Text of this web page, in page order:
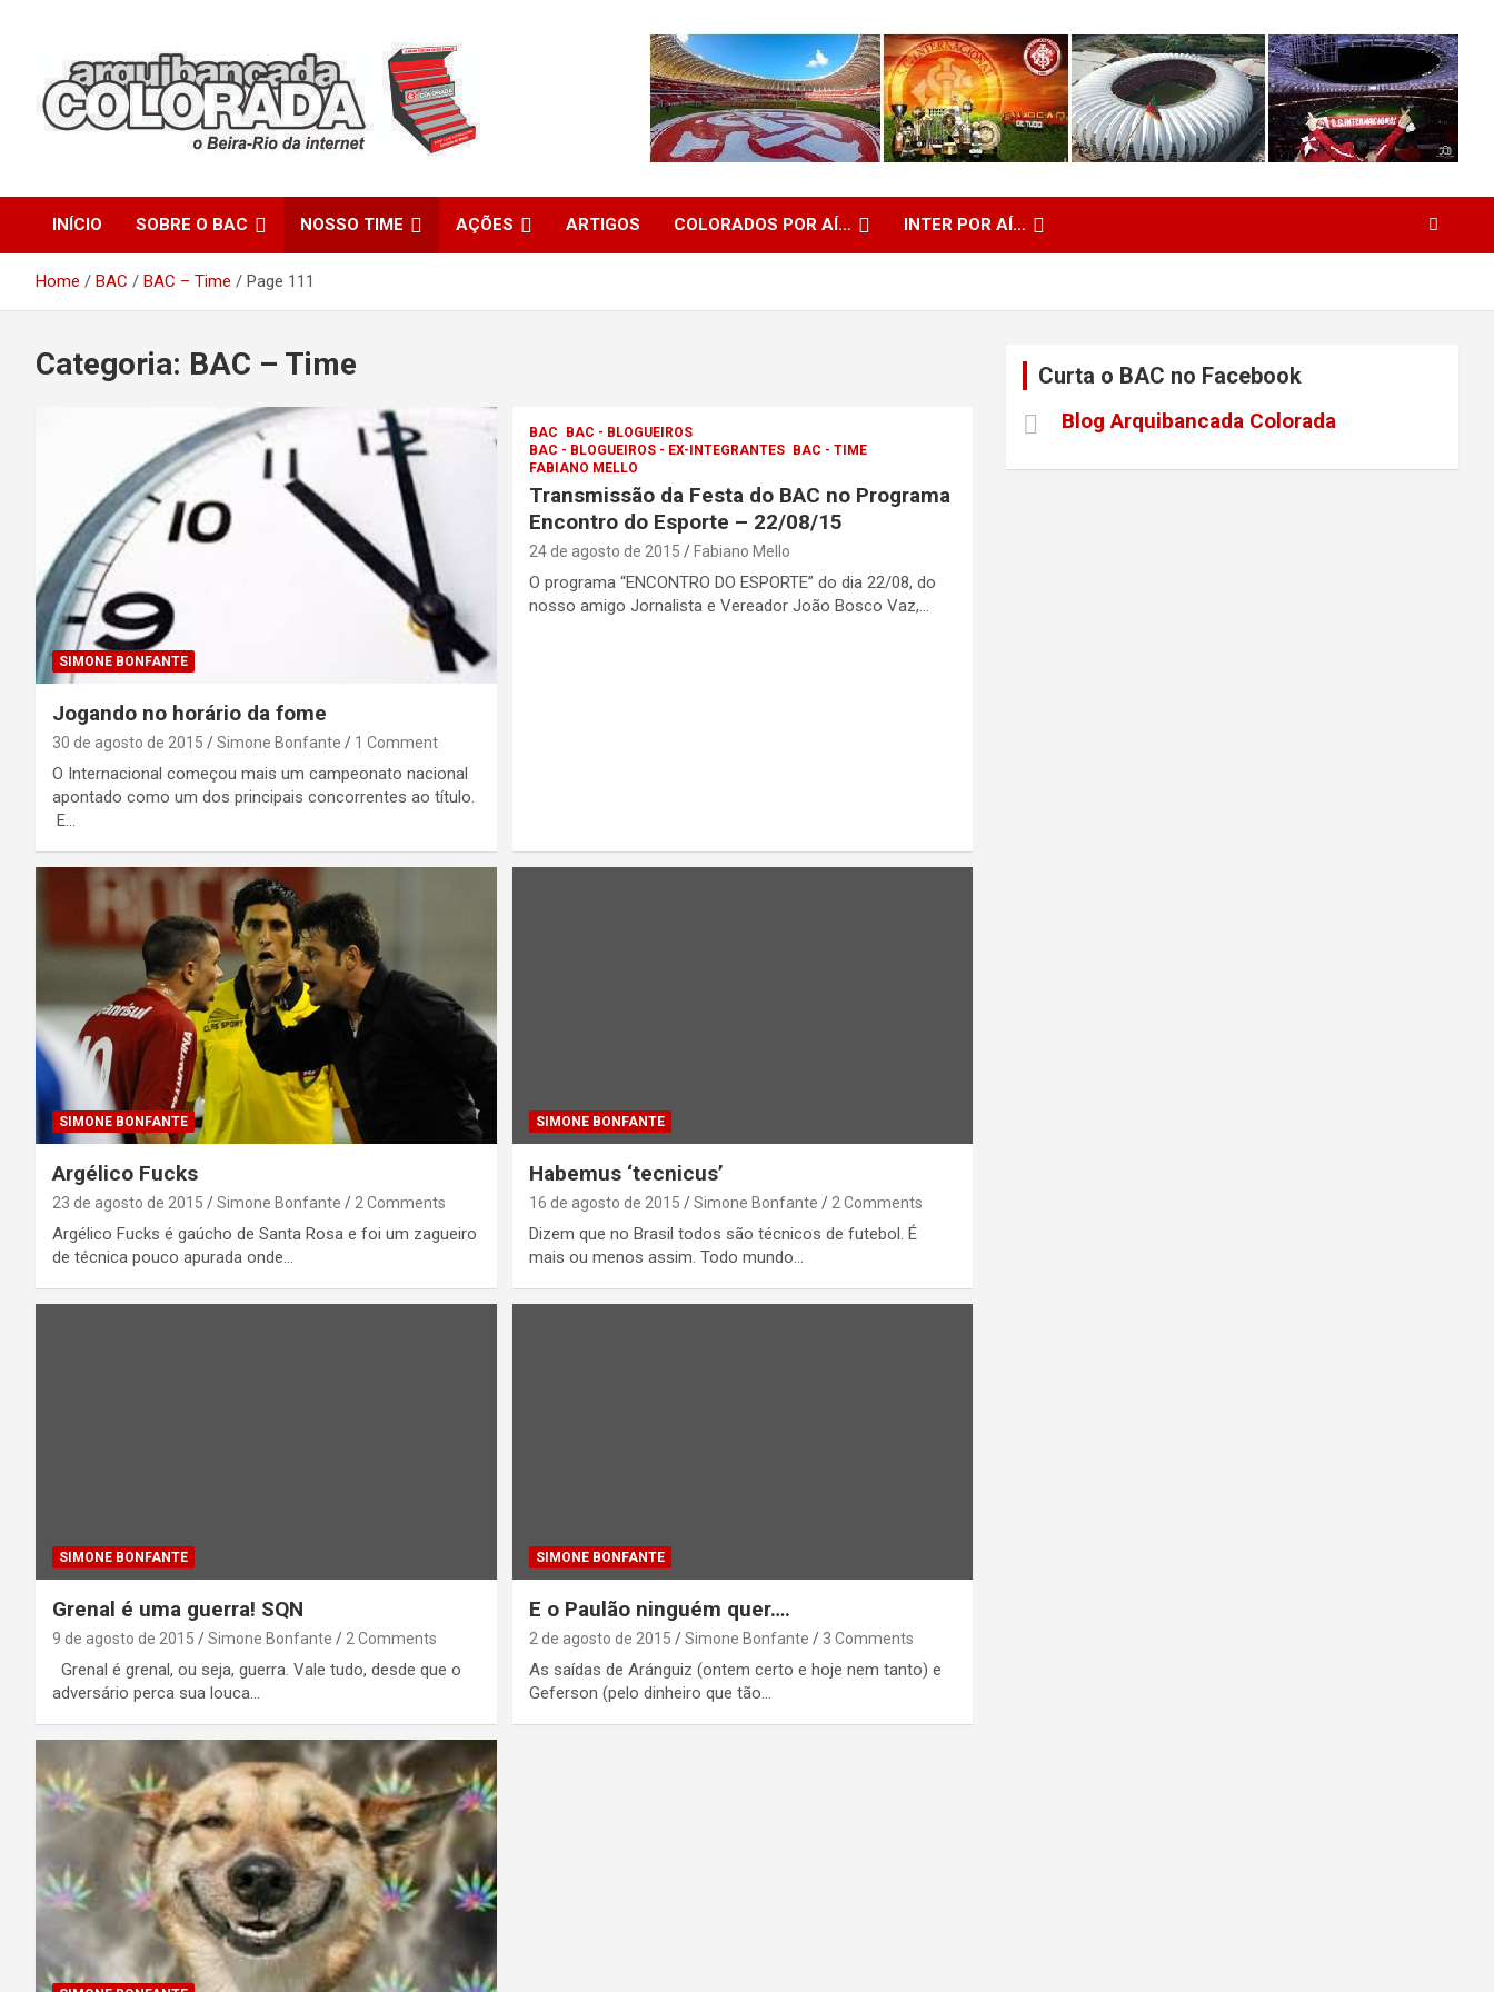
Arquibancada Colorada
INÍCIO SOBRE O BAC NOSSO TIME AÇÕES ARTIGOS COLORADOS POR AÍ… INTER POR AÍ…
Home BAC BAC – Time Page 111
Categoria: BAC – Time
SIMONE BONFANTE
Jogando no horário da fome
30 de agosto de 2015 Simone Bonfante 1 Comment
O Internacional começou mais um campeonato nacional
apontado como um dos principais concorrentes ao título.
E…
BAC
BAC - BLOGUEIROS
BAC - BLOGUEIROS - EX-INTEGRANTES
BAC - TIME
FABIANO MELLO
Transmissão da Festa do BAC no Programa
Encontro do Esporte – 22/08/15
24 de agosto de 2015 Fabiano Mello
O programa “ENCONTRO DO ESPORTE” do dia 22/08, do
nosso amigo Jornalista e Vereador João Bosco Vaz,…
SIMONE BONFANTE
Argélico Fucks
23 de agosto de 2015 Simone Bonfante 2 Comments
Argélico Fucks é gaúcho de Santa Rosa e foi um zagueiro
de técnica pouco apurada onde…
SIMONE BONFANTE
Habemus ‘tecnicus’
16 de agosto de 2015 Simone Bonfante 2 Comments
Dizem que no Brasil todos são técnicos de futebol. É
mais ou menos assim. Todo mundo…
SIMONE BONFANTE
Grenal é uma guerra! SQN
9 de agosto de 2015 Simone Bonfante 2 Comments
Grenal é grenal, ou seja, guerra. Vale tudo, desde que o
adversário perca sua louca…
SIMONE BONFANTE
E o Paulão ninguém quer….
2 de agosto de 2015 Simone Bonfante 3 Comments
As saídas de Aránguiz (ontem certo e hoje nem tanto) e
Geferson (pelo dinheiro que tão…
Curta o BAC no Facebook
Blog Arquibancada Colorada